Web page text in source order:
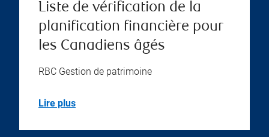
Liste de vérification de la
planification financière pour
les Canadiens âgés
RBC Gestion de patrimoine
Lire plus